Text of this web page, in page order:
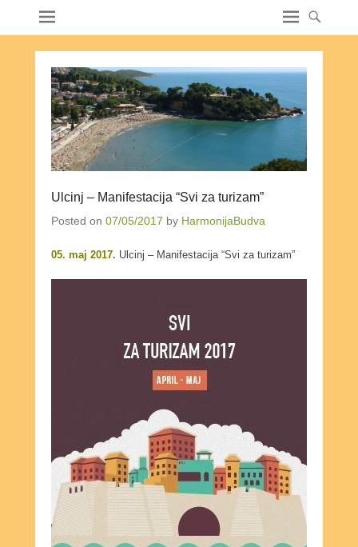
Ulcinj – Manifestacija “Svi za turizam”
Posted on 07/05/2017 by HarmonijaBudva
05. maj 2017. Ulcinj – Manifestacija “Svi za turizam”